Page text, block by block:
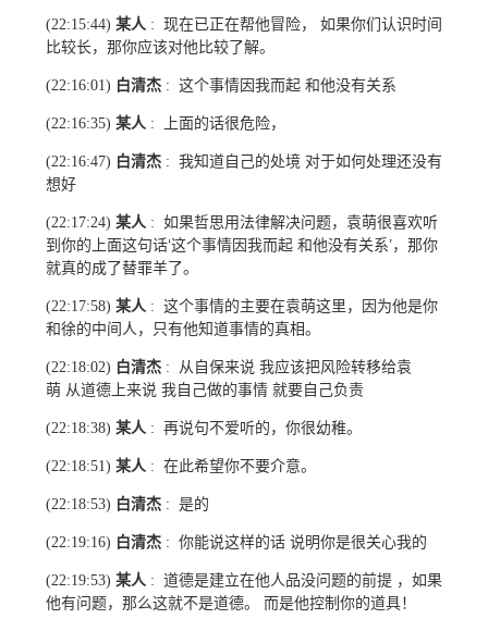
(22:15:44) 某人 : 现在已正在帮他冒险， 如果你们认识时间
比较长，那你应该对他比较了解。
(22:16:01) 白清杰 : 这个事情因我而起 和他没有关系
(22:16:35) 某人 : 上面的话很危险，
(22:16:47) 白清杰 : 我知道自己的处境 对于如何处理还没有
想好
(22:17:24) 某人 : 如果哲思用法律解决问题，袁萌很喜欢听
到你的上面这句话‘这个事情因我而起 和他没有关系’，那你
就真的成了替罪羊了。
(22:17:58) 某人 : 这个事情的主要在袁萌这里，因为他是你
和徐的中间人，只有他知道事情的真相。
(22:18:02) 白清杰 :
从自保来说 我应该把风险转移给袁
萌 从道德上来说 我自己做的事情 就要自己负责
(22:18:38) 某人 : 再说句不爱听的，你很幼稚。
(22:18:51) 某人 : 在此希望你不要介意。
(22:18:53) 白清杰 : 是的
(22:19:16) 白清杰 : 你能说这样的话 说明你是很关心我的
(22:19:53) 某人 : 道德是建立在他人品没问题的前提 ，如果
他有问题，那么这就不是道德。 而是他控制你的道具！